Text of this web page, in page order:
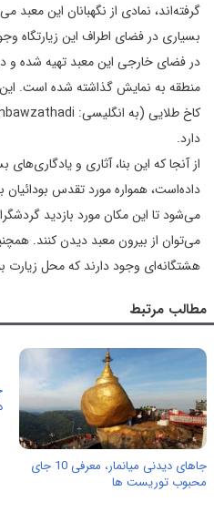
گرفته‌اند، نمادی از نگهبانان این معبد
بسیاری در فضای اطراف این زیارتگاه
در فضای خارجی این معبد تهیه شده و
منطقه به نمایش گذاشته شده است. این
دارد.
از آنجا که این بنا، آثاری و
داده‌است، همواره مورد تقدس
می‌شود تا این مکان مورد بازدید
می‌توان از بیرون معبد دیدن کنند.
هشتگانه‌ای وجود دارند که محل زیارت
مطالب مرتبط
جاهای دیدنی میانمار، معرفی 10 جای
محبوب توریست ها